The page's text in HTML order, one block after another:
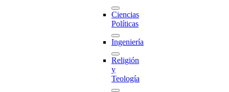
Ciencias
Políticas
Ingeniería
Religión
y
Teología